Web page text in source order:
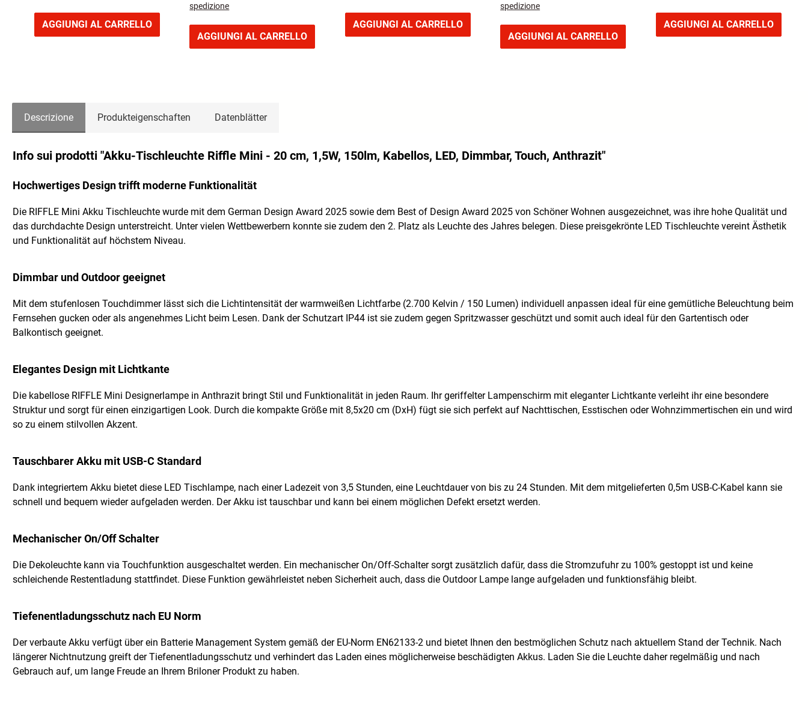
AGGIUNGI AL CARRELLO
spedizione
AGGIUNGI AL CARRELLO
AGGIUNGI AL CARRELLO
spedizione
AGGIUNGI AL CARRELLO
AGGIUNGI AL CARRELLO
Descrizione Produkteigenschaften Datenblätter
Info sui prodotti "Akku-Tischleuchte Riffle Mini - 20 cm, 1,5W, 150lm, Kabellos, LED, Dimmbar, Touch, Anthrazit"
Hochwertiges Design trifft moderne Funktionalität
Die RIFFLE Mini Akku Tischleuchte wurde mit dem German Design Award 2025 sowie dem Best of Design Award 2025 von Schöner Wohnen ausgezeichnet, was ihre hohe Qualität und
das durchdachte Design unterstreicht. Unter vielen Wettbewerbern konnte sie zudem den 2. Platz als Leuchte des Jahres belegen. Diese preisgekrönte LED Tischleuchte vereint Ästhetik
und Funktionalität auf höchstem Niveau.
Dimmbar und Outdoor geeignet
Mit dem stufenlosen Touchdimmer lässt sich die Lichtintensität der warmweißen Lichtfarbe (2.700 Kelvin / 150 Lumen) individuell anpassen ideal für eine gemütliche Beleuchtung beim
Fernsehen gucken oder als angenehmes Licht beim Lesen. Dank der Schutzart IP44 ist sie zudem gegen Spritzwasser geschützt und somit auch ideal für den Gartentisch oder
Balkontisch geeignet.
Elegantes Design mit Lichtkante
Die kabellose RIFFLE Mini Designerlampe in Anthrazit bringt Stil und Funktionalität in jeden Raum. Ihr geriffelter Lampenschirm mit eleganter Lichtkante verleiht ihr eine besondere
Struktur und sorgt für einen einzigartigen Look. Durch die kompakte Größe mit 8,5x20 cm (DxH) fügt sie sich perfekt auf Nachttischen, Esstischen oder Wohnzimmertischen ein und wird
so zu einem stilvollen Akzent.
Tauschbarer Akku mit USB-C Standard
Dank integriertem Akku bietet diese LED Tischlampe, nach einer Ladezeit von 3,5 Stunden, eine Leuchtdauer von bis zu 24 Stunden. Mit dem mitgelieferten 0,5m USB-C-Kabel kann sie
schnell und bequem wieder aufgeladen werden. Der Akku ist tauschbar und kann bei einem möglichen Defekt ersetzt werden.
Mechanischer On/Off Schalter
Die Dekoleuchte kann via Touchfunktion ausgeschaltet werden. Ein mechanischer On/Off-Schalter sorgt zusätzlich dafür, dass die Stromzufuhr zu 100% gestoppt ist und keine
schleichende Restentladung stattfindet. Diese Funktion gewährleistet neben Sicherheit auch, dass die Outdoor Lampe lange aufgeladen und funktionsfähig bleibt.
Tiefenentladungsschutz nach EU Norm
Der verbaute Akku verfügt über ein Batterie Management System gemäß der EU-Norm EN62133-2 und bietet Ihnen den bestmöglichen Schutz nach aktuellem Stand der Technik. Nach
längerer Nichtnutzung greift der Tiefenentladungsschutz und verhindert das Laden eines möglicherweise beschädigten Akkus. Laden Sie die Leuchte daher regelmäßig und nach
Gebrauch auf, um lange Freude an Ihrem Briloner Produkt zu haben.